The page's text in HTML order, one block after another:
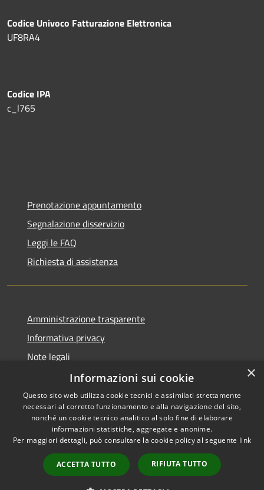
Codice Univoco Fatturazione Elettronica
UF8RA4
Codice IPA
c_l765
Prenotazione appuntamento
Segnalazione disservizio
Leggi le FAQ
Richiesta di assistenza
Amministrazione trasparente
Informativa privacy
Note legali
Dichiarazione di accessibilità
RSS
Accessibilità
Copyright © 2026 • Comune di
Vergiate • Powered by
Municipium•
Accesso
redazione
×
Informazioni sui cookie
Questo sito web utilizza cookie tecnici e assimilati strettamente
necessari al corretto funzionamento e alla navigazione del sito,
nonché un cookie tecnico analitico al solo fine di elaborare
informazioni statistiche, aggregate e anonime.
Per maggiori dettagli, può consultare la cookie policy al seguente link
ACCETTA TUTTO RIFIUTA TUTTO